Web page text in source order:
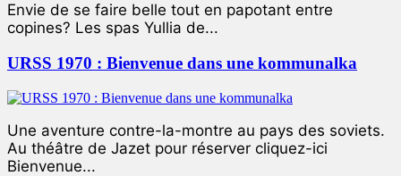
Envie de se faire belle tout en papotant entre
copines? Les spas Yullia de...
URSS 1970 : Bienvenue dans une kommunalka
Une aventure contre-la-montre au pays des soviets.
Au théâtre de Jazet pour réserver cliquez-ici
Bienvenue...